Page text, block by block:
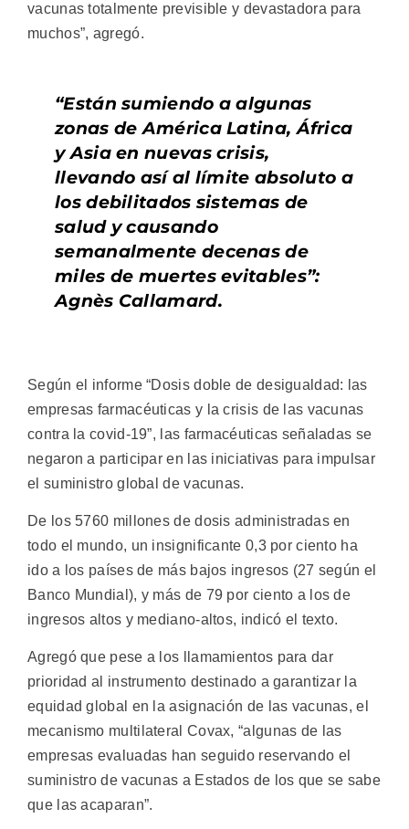
vacunas totalmente previsible y devastadora para
muchos”, agregó.
“Están sumiendo a algunas
zonas de América Latina, África
y Asia en nuevas crisis,
llevando así al límite absoluto a
los debilitados sistemas de
salud y causando
semanalmente decenas de
miles de muertes evitables”:
Agnès Callamard.
Según el informe “Dosis doble de desigualdad: las
empresas farmacéuticas y la crisis de las vacunas
contra la covid-19”, las farmacéuticas señaladas se
negaron a participar en las iniciativas para impulsar
el suministro global de vacunas.
De los 5760 millones de dosis administradas en
todo el mundo, un insignificante 0,3 por ciento ha
ido a los países de más bajos ingresos (27 según el
Banco Mundial), y más de 79 por ciento a los de
ingresos altos y mediano-altos, indicó el texto.
Agregó que pese a los llamamientos para dar
prioridad al instrumento destinado a garantizar la
equidad global en la asignación de las vacunas, el
mecanismo multilateral Covax, “algunas de las
empresas evaluadas han seguido reservando el
suministro de vacunas a Estados de los que se sabe
que las acaparan”.